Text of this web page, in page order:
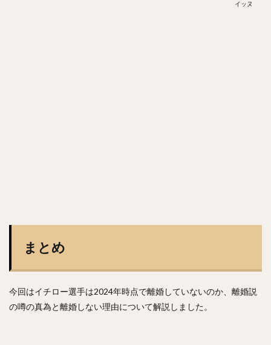
イッヌ
まとめ
今回はイチロー選手は2024年時点で離婚していないのか、離婚説
の噂の真為と離婚しない理由について解説しました。